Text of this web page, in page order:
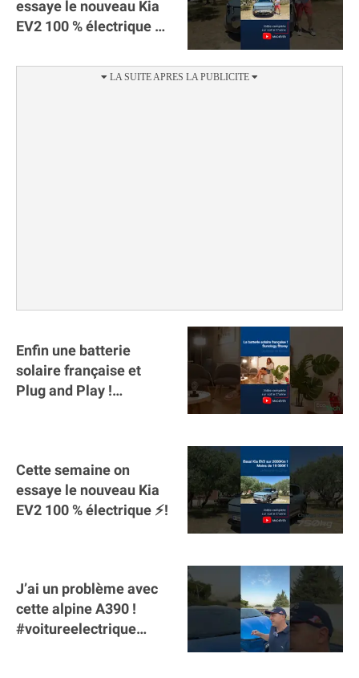
essaye le nouveau Kia
EV2 100 % électrique ⚡️!
autonomie.
Enfin une batterie
solaire française et
Plug and Play !
Cette semaine on
essaye le nouveau Kia
EV2 100 % électrique ⚡️!
J’ai un problème avec
cette alpine A390 !
#voitureelectrique